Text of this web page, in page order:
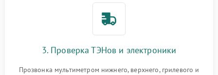
3. Проверка ТЭНов и электроники
Прозвонка мультиметром нижнего, верхнего, грилевого и